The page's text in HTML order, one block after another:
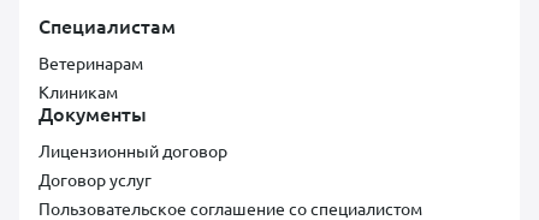
Специалистам
Ветеринарам
Клиникам
Документы
Лицензионный договор
Договор услуг
Пользовательское соглашение со специалистом